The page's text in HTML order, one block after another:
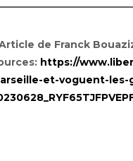
de Franck
https://
et-voguent-les-